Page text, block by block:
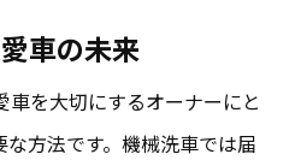
車の未来
を大切にするオーナーにと
方法です。機械洗車では届